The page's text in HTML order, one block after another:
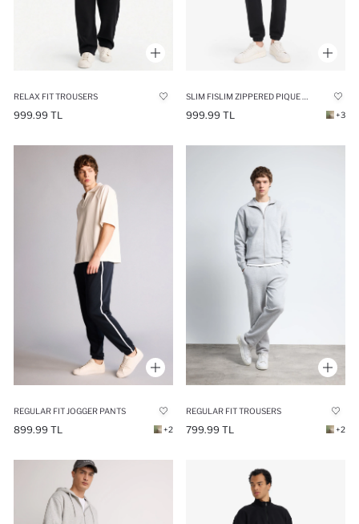
RELAX FIT TROUSERS
999.99 TL
SLIM FISLIM ZIPPERED PIQUE SWEATPANTS
999.99 TL +3
REGULAR FIT JOGGER PANTS
899.99 TL +2
REGULAR FIT TROUSERS
799.99 TL +2